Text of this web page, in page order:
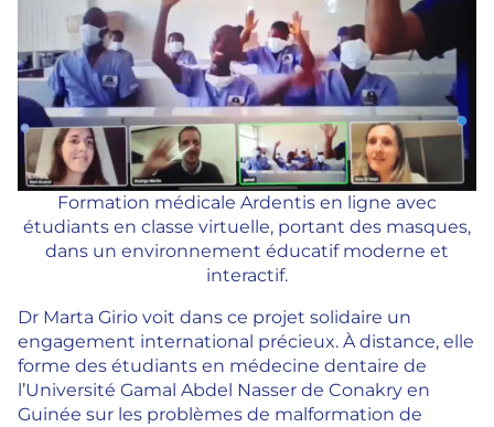
Formation médicale Ardentis en ligne avec
étudiants en classe virtuelle, portant des masques,
dans un environnement éducatif moderne et
interactif.
Dr Marta Girio voit dans ce projet solidaire un
engagement international précieux. À distance, elle
forme des étudiants en médecine dentaire de
l’Université Gamal Abdel Nasser de Conakry en
Guinée sur les problèmes de malformation de